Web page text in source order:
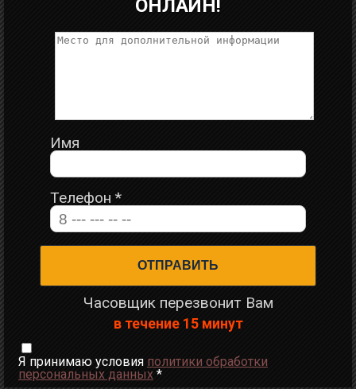
ОНЛАЙН!
Имя
Телефон *
Часовщик перезвонит Вам
в течение 15 минут
Я принимаю условия политики обработки
персональных данных *